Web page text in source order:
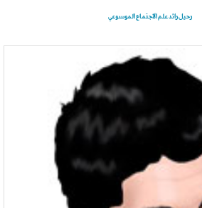
رحيل رائد علم الاجتماع الموسوعي